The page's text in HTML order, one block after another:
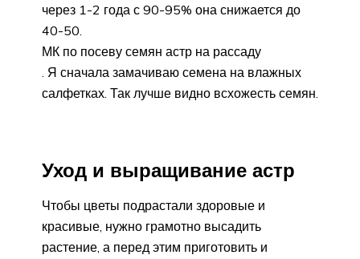
через 1-2 года с 90-95% она снижается до
40-50.
МК по посеву семян астр на рассаду
. Я сначала замачиваю семена на влажных
салфетках. Так лучше видно всхожесть семян.
Уход и выращивание астр
Чтобы цветы подрастали здоровые и
красивые, нужно грамотно высадить
растение, а перед этим приготовить и